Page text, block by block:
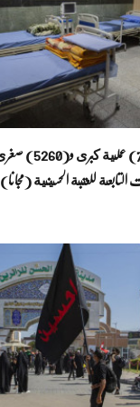
للعتبة الحسينية (مجانا)